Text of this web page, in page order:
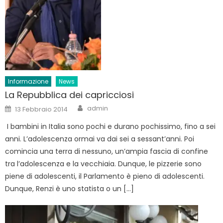
Informazione News
La Repubblica dei capricciosi
Posted
on
13 Febbraio 2014 Author
admin
I bambini in Italia sono pochi e durano pochissimo, fino a sei
anni. L’adolescenza ormai va dai sei a sessant’anni. Poi
comincia una terra di nessuno, un’ampia fascia di confine
tra l’adolescenza e la vecchiaia. Dunque, le pizzerie sono
piene di adolescenti, il Parlamento è pieno di adolescenti.
Dunque, Renzi è uno statista o un […]